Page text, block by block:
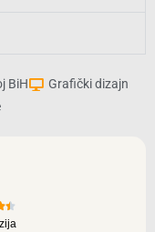
BiH
Grafički dizajn
